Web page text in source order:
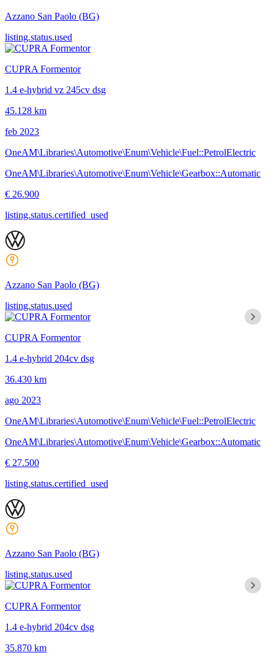
Azzano San Paolo (BG)
listing.status.used
CUPRA Formentor
1.4 e-hybrid vz 245cv dsg
45.128 km
feb 2023
OneAM\Libraries\Automotive\Enum\Vehicle\Fuel::PetrolElectric
OneAM\Libraries\Automotive\Enum\Vehicle\Gearbox::Automatic
€ 26.900
listing.status.certified_used
Azzano San Paolo (BG)
listing.status.used
CUPRA Formentor
1.4 e-hybrid 204cv dsg
36.430 km
ago 2023
OneAM\Libraries\Automotive\Enum\Vehicle\Fuel::PetrolElectric
OneAM\Libraries\Automotive\Enum\Vehicle\Gearbox::Automatic
€ 27.500
listing.status.certified_used
Azzano San Paolo (BG)
listing.status.used
CUPRA Formentor
1.4 e-hybrid 204cv dsg
35.870 km